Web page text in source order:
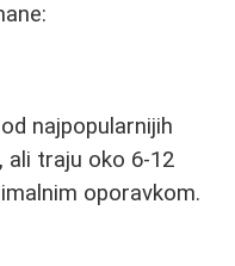
najpopularnijih
, ali traju oko 6-12
oporavkom.